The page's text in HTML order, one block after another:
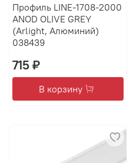
Профиль LINE-1708-2000
ANOD OLIVE GREY
(Arlight, Алюминий)
038439
715 ₽
В корзину